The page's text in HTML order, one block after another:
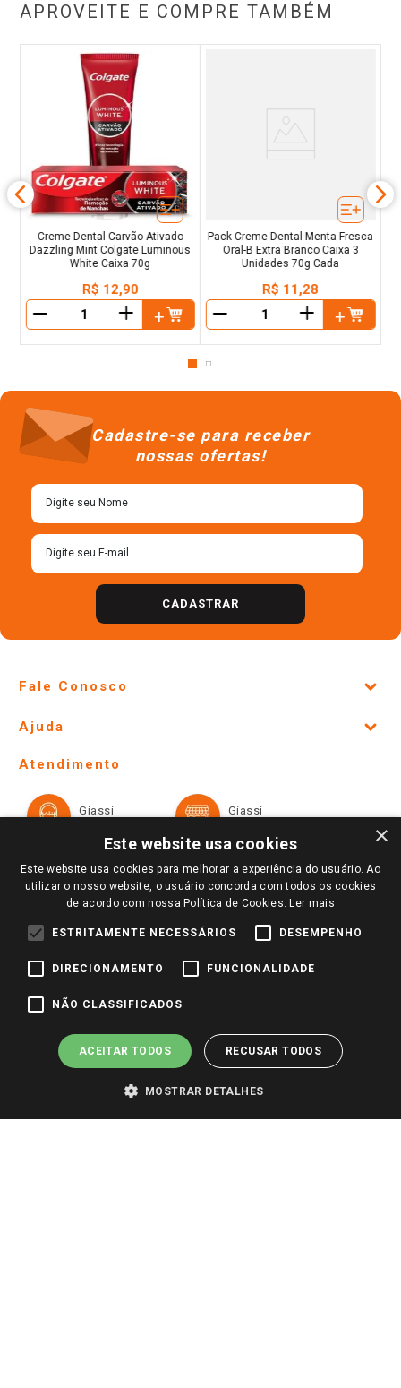
APROVEITE E COMPRE TAMBÉM
Creme Dental Carvão Ativado
Dazzling Mint Colgate Luminous
White Caixa 70g
R$ 12,90
＋
Pack Creme Dental Menta Fresca
Oral-B Extra Branco Caixa 3
Unidades 70g Cada
R$ 11,28
＋
Cadastre-se para receber
nossas ofertas!
CADASTRAR
Fale Conosco
Lojas Físicas e Horários
Ofertas
Televendas
Notícias
Perguntas frequentes
Identidade Visual
Ajuda
Formas de Pagamento
Trocas e Devoluções
Atendimento
Giassi
Giassi
Redes Sociais
Pagamento e Segurança
×
Este website usa cookies
Este website usa cookies para melhorar a experiência do usuário. Ao
utilizar o nosso website, o usuário concorda com todos os cookies
de acordo com nossa Política de Cookies. Ler mais
ESTRITAMENTE NECESSÁRIOS DESEMPENHO
DIRECIONAMENTO FUNCIONALIDADE
NÃO CLASSIFICADOS
ACEITAR TODOS RECUSAR TODOS
MOSTRAR DETALHES